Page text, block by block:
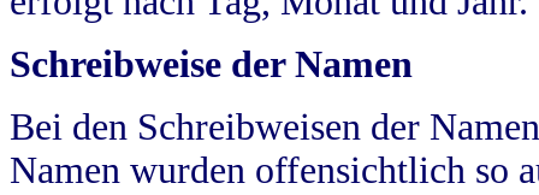
Schreibweise der Namen
Bei den Schreibweisen der
Namen wurden offensichtlich so